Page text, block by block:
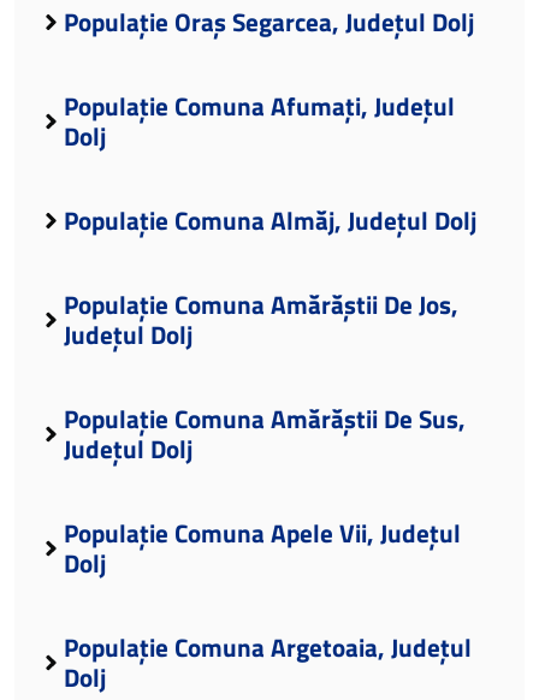
Populație Oraș Segarcea, Județul Dolj
Populație Comuna Afumați, Județul
Dolj
Populație Comuna Almăj, Județul Dolj
Populație Comuna Amărăștii De Jos,
Județul Dolj
Populație Comuna Amărăștii De Sus,
Județul Dolj
Populație Comuna Apele Vii, Județul
Dolj
Populație Comuna Argetoaia, Județul
Dolj